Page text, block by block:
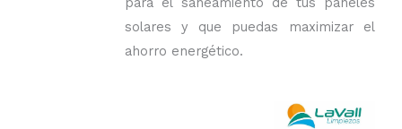
solares y que puedas maximizar el
ahorro energético.